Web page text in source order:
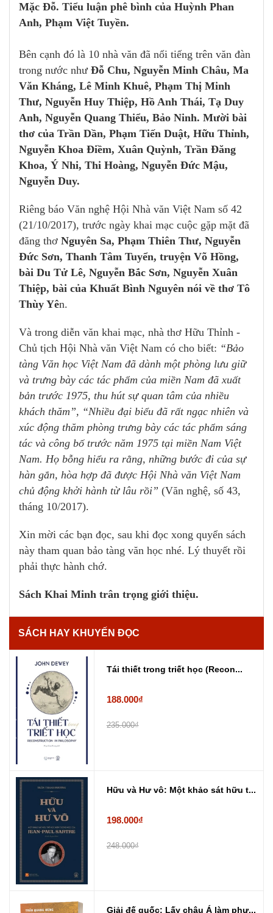
Mặc Đỗ. Tiểu luận phê bình của Huỳnh Phan
Anh, Phạm Việt Tuyền.
Bên cạnh đó là 10 nhà văn đã nổi tiếng trên văn đàn
trong nước như Đỗ Chu, Nguyễn Minh Châu, Ma
Văn Kháng, Lê Minh Khuê, Phạm Thị Minh
Thư, Nguyễn Huy Thiệp, Hồ Anh Thái, Tạ Duy
Anh, Nguyễn Quang Thiểu, Bảo Ninh. Mười bài
thơ của Trần Dần, Phạm Tiến Duật, Hữu Thỉnh,
Nguyễn Khoa Điềm, Xuân Quỳnh, Trần Đăng
Khoa, Ý Nhi, Thi Hoàng, Nguyễn Đức Mậu,
Nguyễn Duy.
Riêng báo Văn nghệ Hội Nhà văn Việt Nam số 42
(21/10/2017), trước ngày khai mạc cuộc gặp mặt đã
đăng thơ Nguyên Sa, Phạm Thiên Thư, Nguyễn
Đức Sơn, Thanh Tâm Tuyển, truyện Võ Hồng,
bài Du Tử Lê, Nguyễn Bắc Sơn, Nguyễn Xuân
Thiệp, bài của Khuất Bình Nguyên nói về thơ Tô
Thùy Yên.
Và trong diễn văn khai mạc, nhà thơ Hữu Thỉnh -
Chủ tịch Hội Nhà văn Việt Nam có cho biết: “Bảo
tàng Văn học Việt Nam đã dành một phòng lưu giữ
và trưng bày các tác phẩm của miền Nam đã xuất
bản trước 1975, thu hút sự quan tâm của nhiều
khách thăm”, “Nhiều đại biểu đã rất ngạc nhiên và
xúc động thăm phòng trưng bày các tác phẩm sáng
tác và công bố trước năm 1975 tại miền Nam Việt
Nam. Họ bỗng hiểu ra rằng, những bước đi của sự
hàn gắn, hòa hợp đã được Hội Nhà văn Việt Nam
chủ động khởi hành từ lâu rồi” (Văn nghệ, số 43,
tháng 10/2017).
Xin mời các bạn đọc, sau khi đọc xong quyển sách
này tham quan bảo tàng văn học nhé. Lý thuyết rồi
phải thực hành chớ.
Sách Khai Minh trân trọng giới thiệu.
SÁCH HAY KHUYẾN ĐỌC
Tái thiết trong triết học (Recon...
188.000₫
235.000₫
Hữu và Hư vô: Một khảo sát hữu t...
198.000₫
248.000₫
Giải đế quốc: Lấy châu Á làm phư...